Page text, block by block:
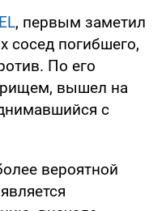
, первым заметил
сосед погибшего,
По его
вышел на
с
вероятной